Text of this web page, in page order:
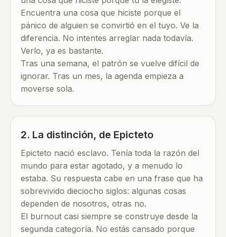
Encuentra una cosa que hiciste porque el
pánico de alguien se convirtió en el tuyo. Ve la
diferencia. No intentes arreglar nada todavía.
Verlo, ya es bastante.
Tras una semana, el patrón se vuelve difícil de
ignorar. Tras un mes, la agenda empieza a
moverse sola.
2. La distinción, de Epicteto
Epicteto nació esclavo. Tenía toda la razón del
mundo para estar agotado, y a menudo lo
estaba. Su respuesta cabe en una frase que ha
sobrevivido dieciocho siglos: algunas cosas
dependen de nosotros, otras no.
El burnout casi siempre se construye desde la
segunda categoría. No estás cansado porque